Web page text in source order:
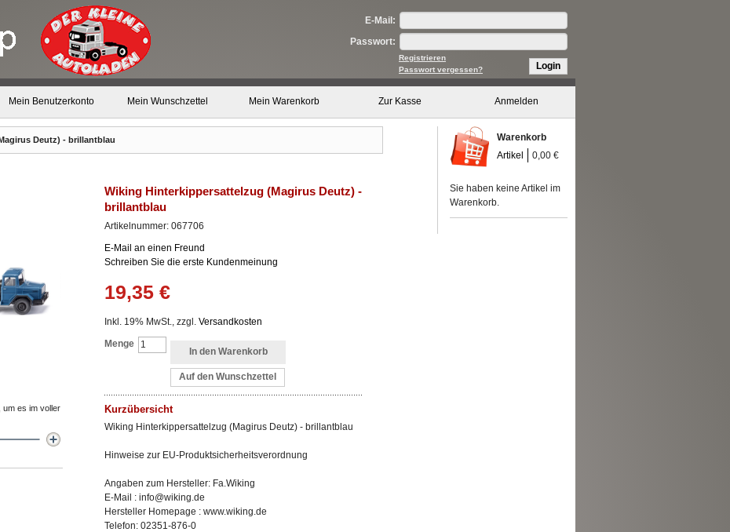
E-Mail:
Passwort:
Registrieren
Passwort vergessen?
Login
Mein Benutzerkonto Mein Wunschzettel Mein Warenkorb Zur Kasse Anmelden
Deutz) - brillantblau
Wiking Hinterkippersattelzug (Magirus Deutz) -
brillantblau
Artikelnummer: 067706
E-Mail an einen Freund
Schreiben Sie die erste Kundenmeinung
19,35 €
Inkl. 19% MwSt., zzgl. Versandkosten
Menge
In den Warenkorb
Auf den Wunschzettel
Kurzübersicht
Wiking Hinterkippersattelzug (Magirus Deutz) - brillantblau
Hinweise zur EU-Produktsicherheitsverordnung
Angaben zum Hersteller: Fa.Wiking
E-Mail : info@wiking.de
Hersteller Homepage : www.wiking.de
Telefon: 02351-876-0
um es im voller
Warenkorb
Artikel
0,00 €
Sie haben keine Artikel im
Warenkorb.